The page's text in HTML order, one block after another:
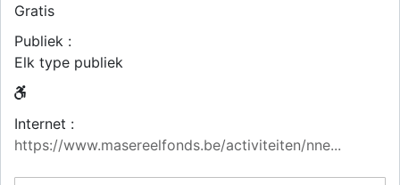
Gratis
Publiek :
Elk type publiek
Internet :
https://www.masereelfonds.be/activiteiten/nne...